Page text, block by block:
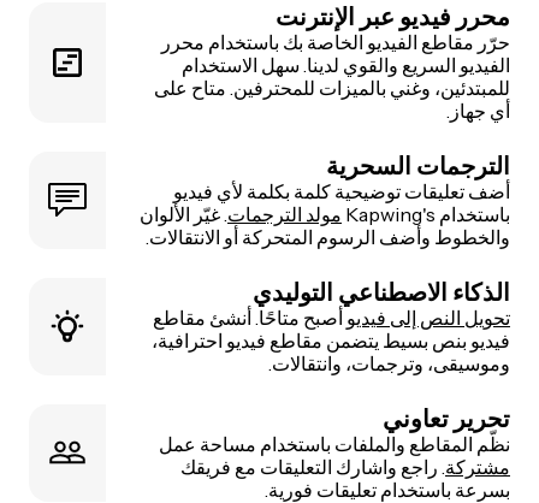
محرر فيديو عبر الإنترنت
حرّر مقاطع الفيديو الخاصة بك باستخدام محرر
الفيديو السريع والقوي لدينا. سهل الاستخدام
للمبتدئين، وغني بالميزات للمحترفين. متاح على
أي جهاز.
الترجمات السحرية
أضف تعليقات توضيحية كلمة بكلمة لأي فيديو
باستخدام Kapwing's
مولد الترجمات . غيّر الألوان
والخطوط وأضف الرسوم المتحركة أو الانتقالات.
الذكاء الاصطناعي التوليدي
تحويل النص إلى فيديو أصبح متاحًا. أنشئ مقاطع
فيديو بنص بسيط يتضمن مقاطع فيديو احترافية،
وموسيقى، وترجمات، وانتقالات.
تحرير تعاوني
نظّم المقاطع والملفات باستخدام مساحة عمل
مشتركة . راجع واشارك التعليقات مع فريقك
بسرعة باستخدام تعليقات فورية.